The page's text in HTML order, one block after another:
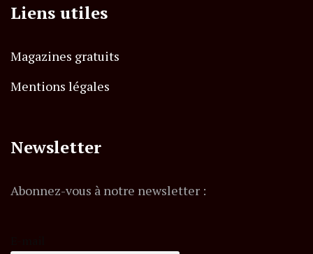
Liens utiles
Magazines gratuits
Mentions légales
Newsletter
Abonnez-vous à notre newsletter :